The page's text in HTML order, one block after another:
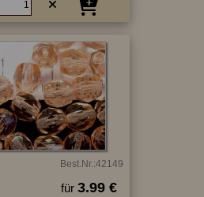
Best.Nr.:42149
für 3.99 €